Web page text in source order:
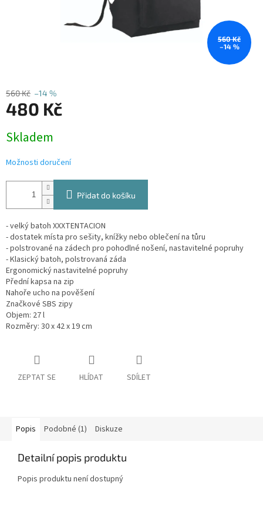
560 Kč
–14 %
560 Kč –14 %
480 Kč
cena:
Skladem
Možnosti doručení
Přidat do košíku
- velký batoh XXXTENTACION
- dostatek místa pro sešity, knížky nebo oblečení na tůru
- polstrované na zádech pro pohodlné nošení, nastavitelné popruhy
- Klasický batoh, polstrovaná záda
Ergonomický nastavitelné popruhy
Přední kapsa na zip
Nahoře ucho na pověšení
Značkové SBS zipy
Objem: 27 l
Rozměry: 30 x 42 x 19 cm
ZEPTAT SE HLÍDAT SDÍLET
Popis Podobné (1) Diskuze
Detailní popis produktu
Popis produktu není dostupný